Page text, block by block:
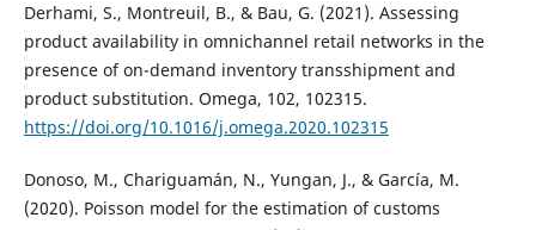
Derhami, S., Montreuil, B., & Bau, G. (2021). Assessing
product availability in omnichannel retail networks in the
presence of on-demand inventory transshipment and
product substitution. Omega, 102, 102315.
https://doi.org/10.1016/j.omega.2020.102315
Donoso, M., Chariguamán, N., Yungan, J., & García, M.
(2020). Poisson model for the estimation of customs